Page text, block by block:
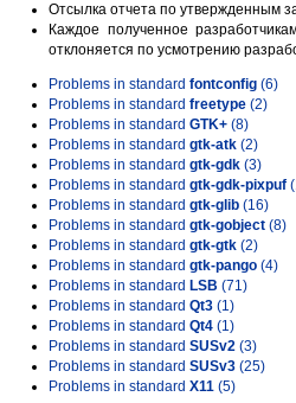
Отсылка отчета по утвержденным
Каждое полученное
отклоняется по усмотрению
Problems in standard fontconfig (6)
Problems in standard freetype (2)
Problems in standard GTK+ (8)
Problems in standard gtk-atk (2)
Problems in standard gtk-gdk (3)
Problems in standard gtk-gdk-pixpuf
Problems in standard gtk-glib (16)
Problems in standard gtk-gobject (8)
Problems in standard gtk-gtk (2)
Problems in standard gtk-pango (4)
Problems in standard LSB (71)
Problems in standard Qt3 (1)
Problems in standard Qt4 (1)
Problems in standard SUSv2 (3)
Problems in standard SUSv3 (25)
Problems in standard X11 (5)